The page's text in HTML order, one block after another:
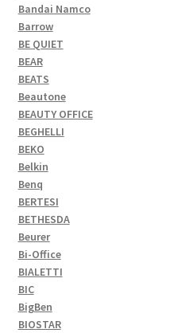
Bandai Namco
Barrow
BE QUIET
BEAR
BEATS
Beautone
BEAUTY OFFICE
BEGHELLI
BEKO
Belkin
Benq
BERTESI
BETHESDA
Beurer
Bi-Office
BIALETTI
BIC
BigBen
BIOSTAR